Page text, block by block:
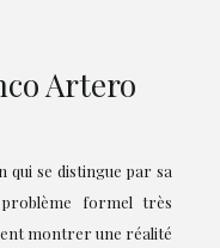
Artero
qui se distingue par sa
formel très
montrer une réalité